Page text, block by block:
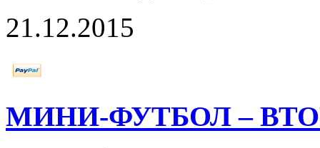
21.12.2015
МИНИ-ФУТБОЛ –